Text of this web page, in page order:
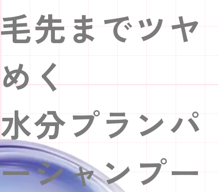
毛先までツヤ
めく
水分プランパ
ーシャンプー